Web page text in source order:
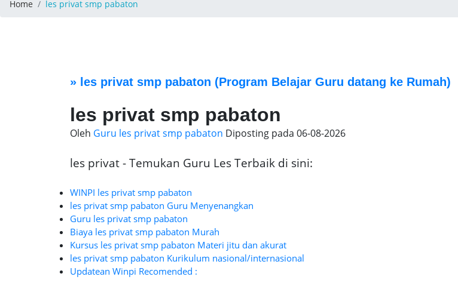
Home les privat smp pabaton
» les privat smp pabaton (Program Belajar Guru datang ke Rumah)
les privat smp pabaton
Oleh Guru les privat smp pabaton Diposting pada 06-08-2026
les privat - Temukan Guru Les Terbaik di sini:
WINPI les privat smp pabaton
les privat smp pabaton Guru Menyenangkan
Guru les privat smp pabaton
Biaya les privat smp pabaton Murah
Kursus les privat smp pabaton Materi jitu dan akurat
les privat smp pabaton Kurikulum nasional/internasional
Updatean Winpi Recomended :